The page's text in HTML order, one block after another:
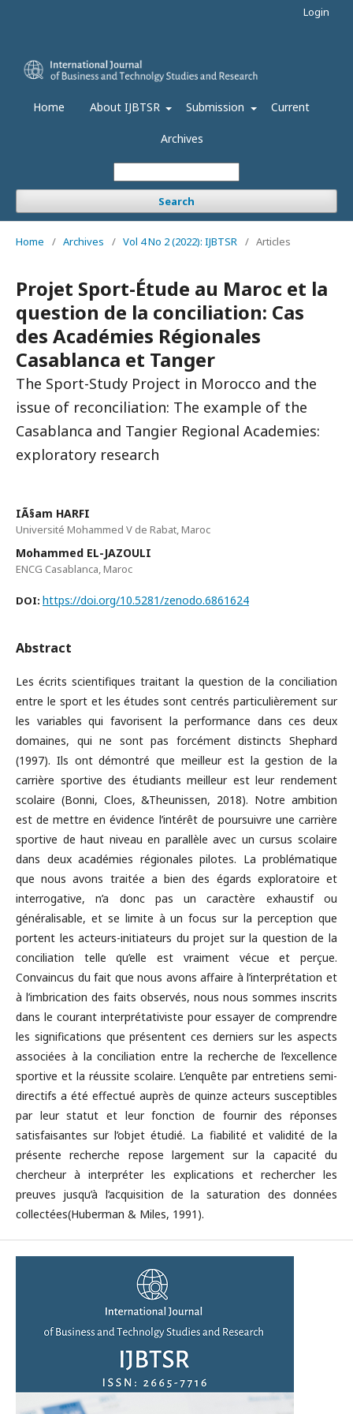
Home About IJBTSR Submission Current
Archives
Search
Login
Home / Archives / Vol 4 No 2 (2022): IJBTSR / Articles
Projet Sport-Étude au Maroc et la
question de la conciliation: Cas
des Académies Régionales
Casablanca et Tanger
The Sport-Study Project in Morocco and the
issue of reconciliation: The example of the
Casablanca and Tangier Regional Academies:
exploratory research
IÃ§am HARFI
Université Mohammed V de Rabat, Maroc
Mohammed EL-JAZOULI
ENCG Casablanca, Maroc
DOI: https://doi.org/10.5281/zenodo.6861624
Abstract
Les écrits scientifiques traitant la question de la conciliation
entre le sport et les études sont centrés particulièrement sur
les variables qui favorisent la performance dans ces deux
domaines, qui ne sont pas forcément distincts Shephard
(1997). Ils ont démontré que meilleur est la gestion de la
carrière sportive des étudiants meilleur est leur rendement
scolaire (Bonni, Cloes, &Theunissen, 2018). Notre ambition
est de mettre en évidence l’intérêt de poursuivre une carrière
sportive de haut niveau en parallèle avec un cursus scolaire
dans deux académies régionales pilotes. La problématique
que nous avons traitée a bien des égards exploratoire et
interrogative, n’a donc pas un caractère exhaustif ou
généralisable, et se limite à un focus sur la perception que
portent les acteurs-initiateurs du projet sur la question de la
conciliation telle qu’elle est vraiment vécue et perçue.
Convaincus du fait que nous avons affaire à l’interprétation et
à l’imbrication des faits observés, nous nous sommes inscrits
dans le courant interprétativiste pour essayer de comprendre
les significations que présentent ces derniers sur les aspects
associées à la conciliation entre la recherche de l’excellence
sportive et la réussite scolaire. L’enquête par entretiens semi-
directifs a été effectué auprès de quinze acteurs susceptibles
par leur statut et leur fonction de fournir des réponses
satisfaisantes sur l’objet étudié. La fiabilité et validité de la
présente recherche repose largement sur la capacité du
chercheur à interpréter les explications et rechercher les
preuves jusqu’à l’acquisition de la saturation des données
collectées(Huberman & Miles, 1991).